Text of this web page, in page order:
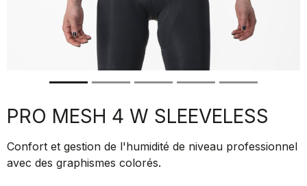
PRO MESH 4 W SLEEVELESS
Confort et gestion de l'humidité de niveau professionnel
avec des graphismes colorés.